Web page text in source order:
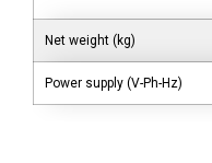
Net weight (kg)
Power supply (V-Ph-Hz)